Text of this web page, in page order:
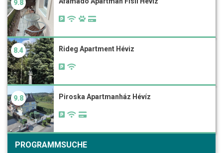
9.8
8.4 Rideg Apartment Héviz
9.8 Piroska Apartmanház Hévíz
PROGRAMMSUCHE